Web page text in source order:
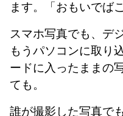
ます。「おもいでば
スマホ写真でも、デ
もうパソコンに取り
ードに入ったままの
ても。
誰が撮影した写真で